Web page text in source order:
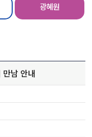
광혜원
남 안내